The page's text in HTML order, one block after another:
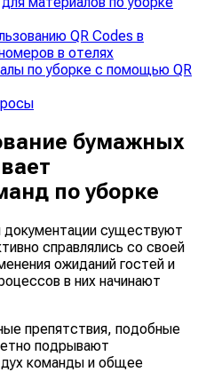
QR Codes в
в отелях
по уборке с помощью QR
бумажных
по уборке
существуют
справлялись со своей
ожиданий гостей и
в них начинают
препятствия, подобные
подрывают
команды и общее